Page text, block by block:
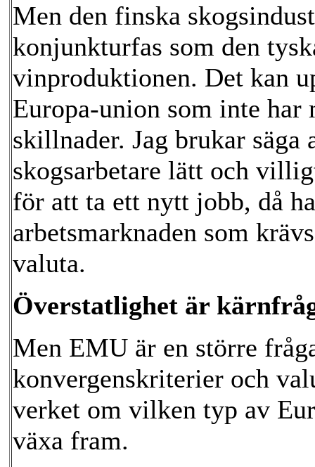
Men den finska
konjunkturfas som den
vinproduktionen. Det kan
Europa-union som inte har
skillnader. Jag brukar säga
skogsarbetare lätt och
för att ta ett nytt jobb, då
arbetsmarknaden som
valuta.
Överstatlighet är
Men EMU är en större
konvergenskriterier och
verket om vilken typ av
växa fram.